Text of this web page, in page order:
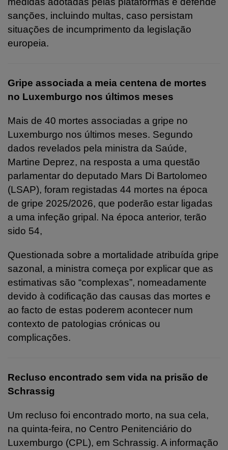
sanções, incluindo multas, caso persistam
situações de incumprimento da legislação
europeia.
Gripe associada a meia centena de mortes
no Luxemburgo nos últimos meses
Mais de 40 mortes associadas a gripe no
Luxemburgo nos últimos meses. Segundo
dados revelados pela ministra da Saúde,
Martine Deprez, na resposta a uma questão
parlamentar do deputado Mars Di Bartolomeo
(LSAP), foram registadas 44 mortes na época
de gripe 2025/2026, que poderão estar ligadas
a uma infeção gripal. Na época anterior, terão
sido 54,
Questionada sobre a mortalidade atribuída gripe
sazonal, a ministra começa por explicar que as
estimativas são “complexas”, nomeadamente
devido à codificação das causas das mortes e
ao facto de estas poderem acontecer num
contexto de patologias crónicas ou
complicações.
Recluso encontrado sem vida na prisão de
Schrassig
Um recluso foi encontrado morto, na sua cela,
na quinta-feira, no Centro Penitenciário do
Luxemburgo (CPL), em Schrassig. A informação